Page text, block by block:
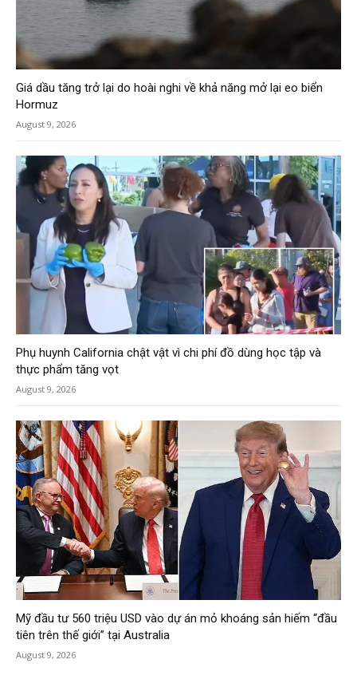
Giá dầu tăng trở lại do hoài nghi về khả năng mở lại eo biển
Hormuz
August 9, 2026
Phụ huynh California chật vật vì chi phí đồ dùng học tập và
thực phẩm tăng vọt
August 9, 2026
Mỹ đầu tư 560 triệu USD vào dự án mỏ khoáng sản hiếm “đầu
tiên trên thế giới” tại Australia
August 9, 2026